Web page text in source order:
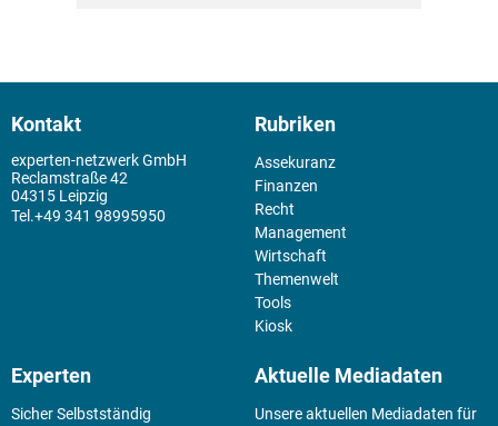
Kontakt
experten-netzwerk GmbH
Reclamstraße 42
04315 Leipzig
+49 341 98995950
Rubriken
Assekuranz
Finanzen
Recht
Management
Wirtschaft
Themenwelt
Tools
Kiosk
Experten
Sicher Selbstständig
Aktuelle Mediadaten
Unsere aktuellen Mediadaten für